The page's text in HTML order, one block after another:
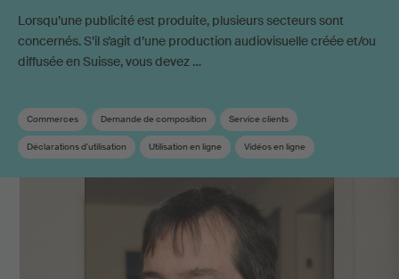
Lorsqu’une publicité est produite, plusieurs secteurs sont
concernés. S’il s’agit d’une production audiovisuelle créée et/ou
diffusée en Suisse, vous devez …
Commerces Demande de composition Service clients
Déclarations d'utilisation Utilisation en ligne Vidéos en ligne